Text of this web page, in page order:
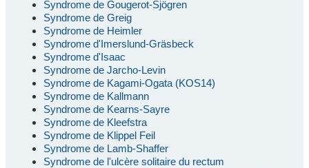
Syndrome de Gougerot-Sjögren
Syndrome de Greig
Syndrome de Heimler
Syndrome d'Imerslund-Gräsbeck
Syndrome d'Isaac
Syndrome de Jarcho-Levin
Syndrome de Kagami-Ogata (KOS14)
Syndrome de Kallmann
Syndrome de Kearns-Sayre
Syndrome de Kleefstra
Syndrome de Klippel Feil
Syndrome de Lamb-Shaffer
Syndrome de l'ulcère solitaire du rectum